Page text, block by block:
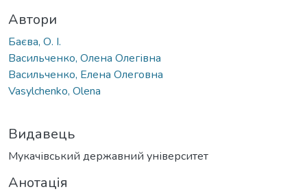
Автори
Баєва, О. І.
Васильченко, Олена Олегівна
Васильченко, Елена Олеговна
Vasylchenko, Olena
Видавець
Мукачівський державний університет
Анотація